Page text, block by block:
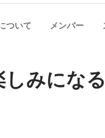
ついて メンバー
みにな